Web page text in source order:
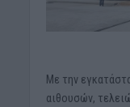
Με την
αιθουσών,